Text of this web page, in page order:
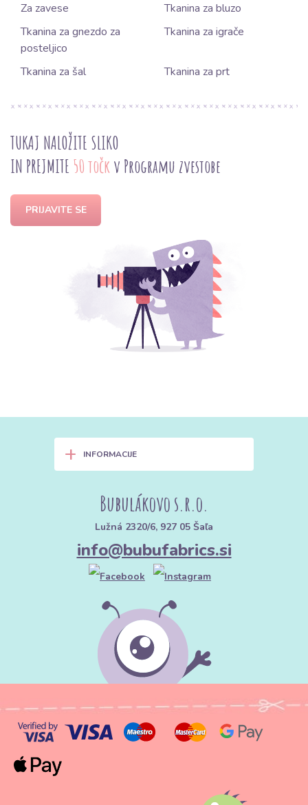
Za zavese
Tkanina za bluzo
Tkanina za gnezdo za
posteljico
Tkanina za igrače
Tkanina za šal Tkanina za prt
TUKAJ NALOŽITE SLIKO
IN PREJMITE 50 točk v Programu zvestobe
PRIJAVITE SE
+ INFORMACIJE
Bubulákovo s.r.o.
Lužná 2320/6, 927 05 Šaľa
info@bubufabrics.si